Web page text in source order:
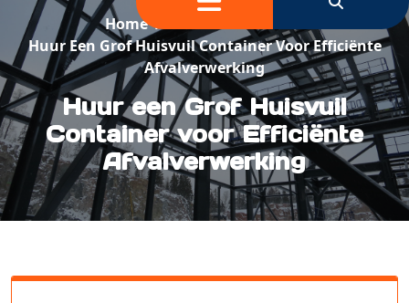
Home/
Huur Een Grof Huisvuil Container Voor Efficiënte
Afvalverwerking
Huur een Grof Huisvuil
Container voor Efficiënte
Afvalverwerking